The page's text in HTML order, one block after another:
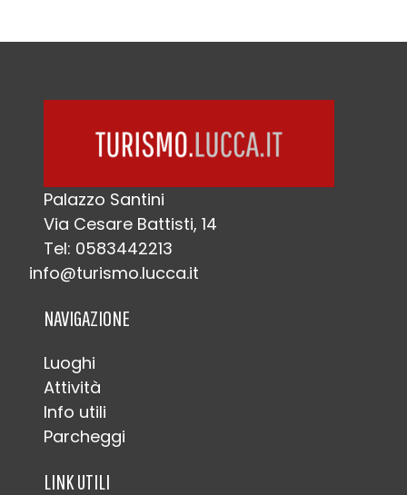
Palazzo Santini
Via Cesare Battisti, 14
Tel: 0583442213
info@turismo.lucca.it
NAVIGAZIONE
Luoghi
Attività
Info utili
Parcheggi
LINK UTILI